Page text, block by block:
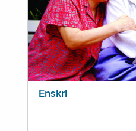
Enskri